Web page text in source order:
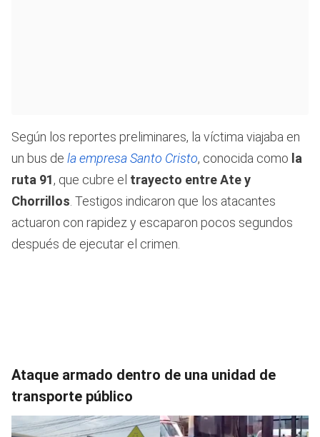
Según los reportes preliminares, la víctima viajaba en
un bus de la empresa Santo Cristo, conocida como la
ruta 91, que cubre el trayecto entre Ate y
Chorrillos . Testigos indicaron que los atacantes
actuaron con rapidez y escaparon pocos segundos
después de ejecutar el crimen.
Ataque armado dentro de una unidad de
transporte público